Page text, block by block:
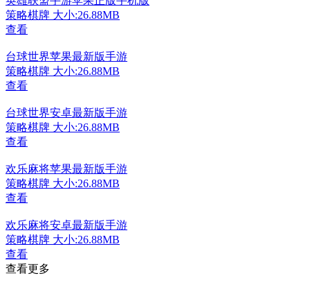
策略棋牌 大小:26.88MB
查看
台球世界苹果最新版手游
策略棋牌 大小:26.88MB
查看
台球世界安卓最新版手游
策略棋牌 大小:26.88MB
查看
欢乐麻将苹果最新版手游
策略棋牌 大小:26.88MB
查看
欢乐麻将安卓最新版手游
策略棋牌 大小:26.88MB
查看
查看更多